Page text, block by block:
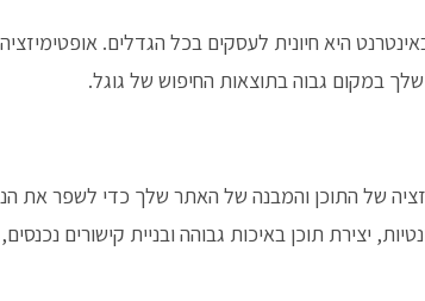
במקום גבוה בתוצאות החיפוש של גוגל.
של התוכן והמבנה של האתר שלך כדי לשפר את
יצירת תוכן באיכות גבוהה ובניית קישורים